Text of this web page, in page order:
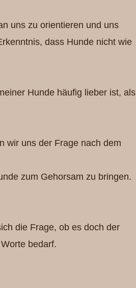
uns zu orientieren und uns
dass Hunde nicht wie
Hunde häufig lieber ist, als
wir uns der Frage nach dem
zum Gehorsam zu bringen.
die Frage, ob es doch der
bedarf.